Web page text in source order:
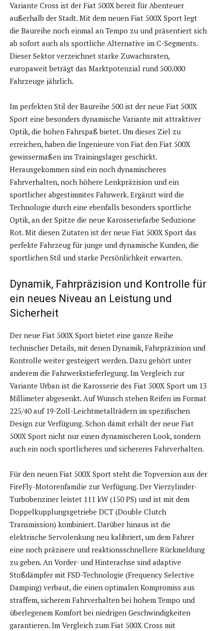
Variante Cross ist der Fiat 500X bereit für Abenteuer
außerhalb der Stadt. Mit dem neuen Fiat 500X Sport legt
die Baureihe noch einmal an Tempo zu und präsentiert sich
ab sofort auch als sportliche Alternative im C-Segments.
Dieser Sektor verzeichnet starke Zuwachsraten,
europaweit beträgt das Marktpotenzial rund 500.000
Fahrzeuge jährlich.
Im perfekten Stil der Baureihe 500 ist der neue Fiat 500X
Sport eine besonders dynamische Variante mit attraktiver
Optik, die hohen Fahrspaß bietet. Um dieses Ziel zu
erreichen, haben die Ingenieure von Fiat den Fiat 500X
gewissermaßen ins Trainingslager geschickt.
Herausgekommen sind ein noch dynamischeres
Fahrverhalten, noch höhere Lenkpräzision und ein
sportlicher abgestimmtes Fahrwerk. Ergänzt wird die
Technologie durch eine ebenfalls besonders sportliche
Optik, an der Spitze die neue Karosseriefarbe Seduzione
Rot. Mit diesen Zutaten ist der neue Fiat 500X Sport das
perfekte Fahrzeug für junge und dynamische Kunden, die
sportlichen Stil und starke Persönlichkeit erwarten.
Dynamik, Fahrpräzision und Kontrolle für
ein neues Niveau an Leistung und
Sicherheit
Der neue Fiat 500X Sport bietet eine ganze Reihe
technischer Details, mit denen Dynamik, Fahrpräzision und
Kontrolle weiter gesteigert werden. Dazu gehört unter
anderem die Fahrwerkstieferlegung. Im Vergleich zur
Variante Urban ist die Karosserie des Fiat 500X Sport um 13
Millimeter abgesenkt. Auf Wunsch stehen Reifen im Format
225/40 auf 19-Zoll-Leichtmetallrädern im spezifischen
Design zur Verfügung. Schon damit erhält der neue Fiat
500X Sport nicht nur einen dynamischeren Look, sondern
auch ein noch sportlicheres und sichereres Fahrverhalten.
Für den neuen Fiat 500X Sport steht die Topversion aus der
FireFly-Motorenfamilie zur Verfügung. Der Vierzylinder-
Turbobenziner leistet 111 kW (150 PS) und ist mit dem
Doppelkupplungsgetriebe DCT (Double Clutch
Transmission) kombiniert. Darüber hinaus ist die
elektrische Servolenkung neu kalibriert, um dem Fahrer
eine noch präzisere und reaktionsschnellere Rückmeldung
zu geben. An Vorder- und Hinterachse sind adaptive
Stoßdämpfer mit FSD-Technologie (Frequency Selective
Damping) verbaut, die einen optimalen Kompromiss aus
straffem, sicherem Fahrverhalten bei hohem Tempo und
überlegenem Komfort bei niedrigen Geschwindigkeiten
garantieren. Im Vergleich zum Fiat 500X Cross mit